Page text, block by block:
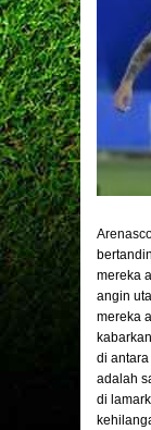
mereka
angin
mereka
di
adalah
di